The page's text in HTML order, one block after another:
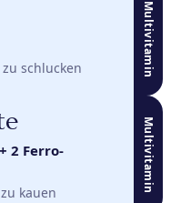
schlucken Multivitamin
2 Ferro-
kauen Multivitamin